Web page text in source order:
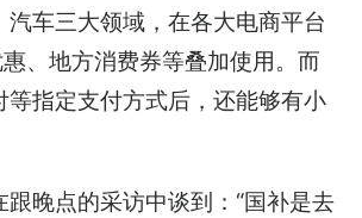
汽车三大领域，在各大电商平台
、地方消费券等叠加使用。而
等指定支付方式后，还能够有小
跟晚点的采访中谈到：“国补是去